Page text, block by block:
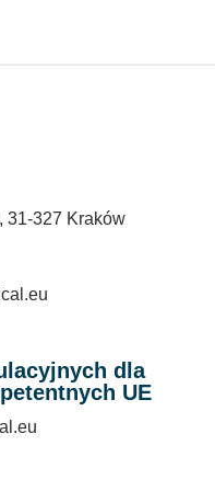
31-327 Kraków
dla
UE